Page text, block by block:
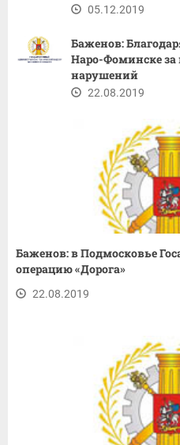
05.12.2019
Баженов:
Наро-Фоминске за
нарушений
22.08.2019
Баженов: в Подмосковье
операцию «Дорога»
22.08.2019